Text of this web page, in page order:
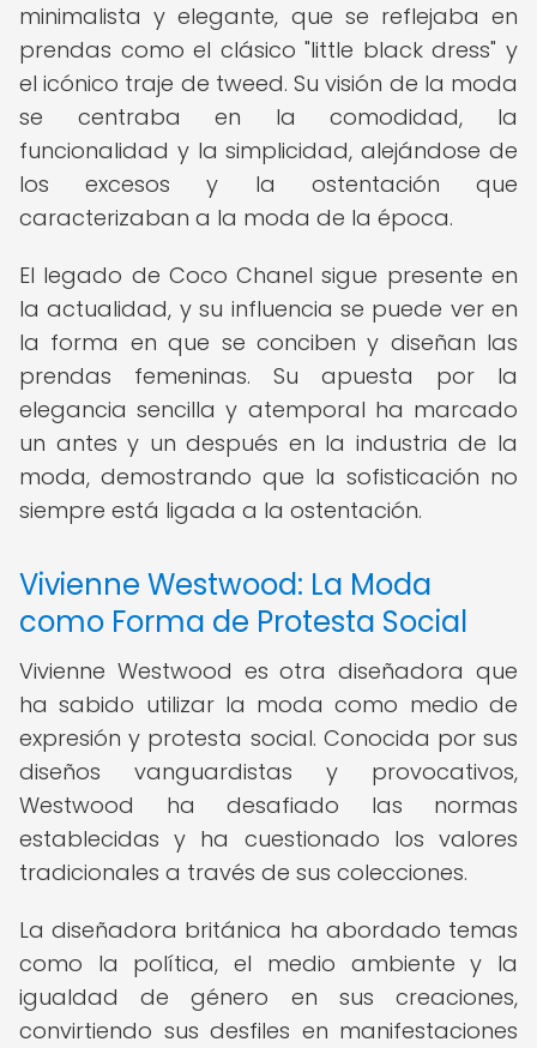
minimalista y elegante, que se reflejaba en
prendas como el clásico "little black dress" y
el icónico traje de tweed. Su visión de la moda
se centraba en la comodidad, la
funcionalidad y la simplicidad, alejándose de
los excesos y la ostentación que
caracterizaban a la moda de la época.
El legado de Coco Chanel sigue presente en
la actualidad, y su influencia se puede ver en
la forma en que se conciben y diseñan las
prendas femeninas. Su apuesta por la
elegancia sencilla y atemporal ha marcado
un antes y un después en la industria de la
moda, demostrando que la sofisticación no
siempre está ligada a la ostentación.
Vivienne Westwood: La Moda
como Forma de Protesta Social
Vivienne Westwood es otra diseñadora que
ha sabido utilizar la moda como medio de
expresión y protesta social. Conocida por sus
diseños vanguardistas y provocativos,
Westwood ha desafiado las normas
establecidas y ha cuestionado los valores
tradicionales a través de sus colecciones.
La diseñadora británica ha abordado temas
como la política, el medio ambiente y la
igualdad de género en sus creaciones,
convirtiendo sus desfiles en manifestaciones